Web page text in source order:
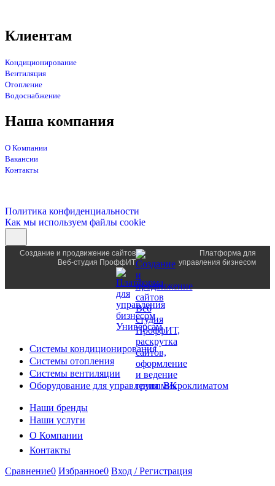
Клиентам
Кондиционирование
Вентиляция
Отопление
Водоснабжение
Наша компания
О Компании
Вакансии
Контакты
Политика конфиденциальности
Как мы используем файлы cookie
Создание и продвижение сайтов
Веб-студия ПроффИТ
Платформа для
управления бизнесом
Системы кондиционирования
Системы отопления
Системы вентиляции
Оборудование для управления микроклиматом
Наши бренды
Наши услуги
О Компании
Контакты
Сравнение0 Избранное0 Вход / Регистрация